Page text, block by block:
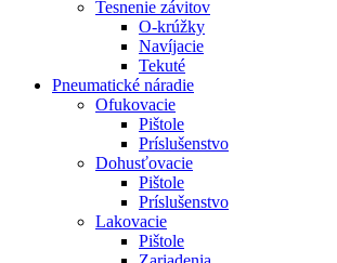
Tesnenie závitov
O-krúžky
Navíjacie
Tekuté
Pneumatické náradie
Ofukovacie
Pištole
Príslušenstvo
Dohusťovacie
Pištole
Príslušenstvo
Lakovacie
Pištole